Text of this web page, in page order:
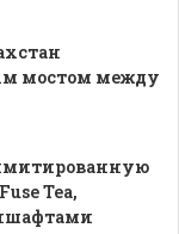
мостом между
Tea,